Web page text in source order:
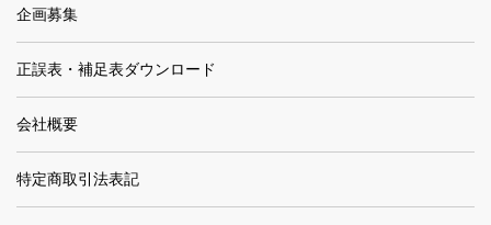
企画募集
正誤表・補足表ダウンロード
会社概要
特定商取引法表記